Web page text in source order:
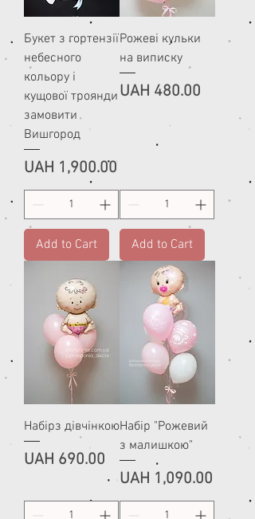
Букет з гортензії
небесного
кольору і
кущової троянди
замовити
Вишгород
Price
UAH 1,900.00
Add to Cart
Рожеві кульки
на виписку
Price
UAH 480.00
Add to Cart
Набірз дівчінкою
Price
UAH 690.00
Набір "Рожевий
з малишкою"
Price
UAH 1,090.00